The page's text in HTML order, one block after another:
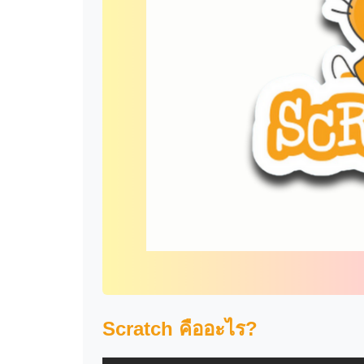
Scratch คืออะไร?